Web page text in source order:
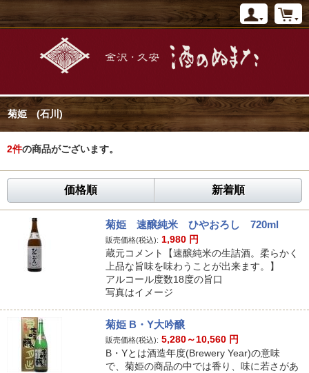
菊姫 (石川)
2件の商品がございます。
価格順 新着順
菊姫 速醸純米 ひやおろし 720ml
販売価格(税込): 1,980 円
蔵元コメント【速醸純米の生詰酒。柔らかく
上品な旨味を味わうことが出来ます。】
アルコール度数18度の旨口
写真はイメージ
菊姫 B・Y大吟醸
販売価格(税込): 5,280～10,560 円
B・Yとは酒造年度(Brewery Year)の意味
で、菊姫の商品の中では香り、味に若さがあ